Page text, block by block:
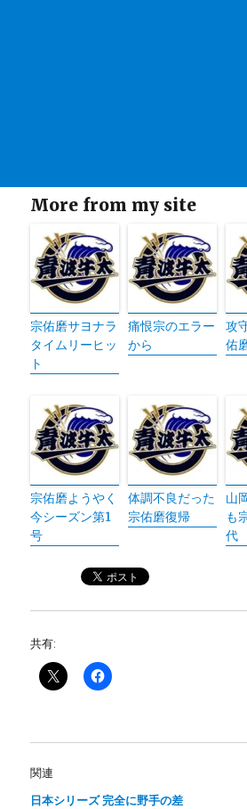
More from my site
宗佑磨サヨナラ
タイムリーヒッ
ト
痛恨宗のエラー
から
攻
佑
宗佑磨ようやく
今シーズン第1
号
体調不良だった
宗佑磨復帰
山
も
代
共有:
関連
日本シリーズ 完全に野手の差